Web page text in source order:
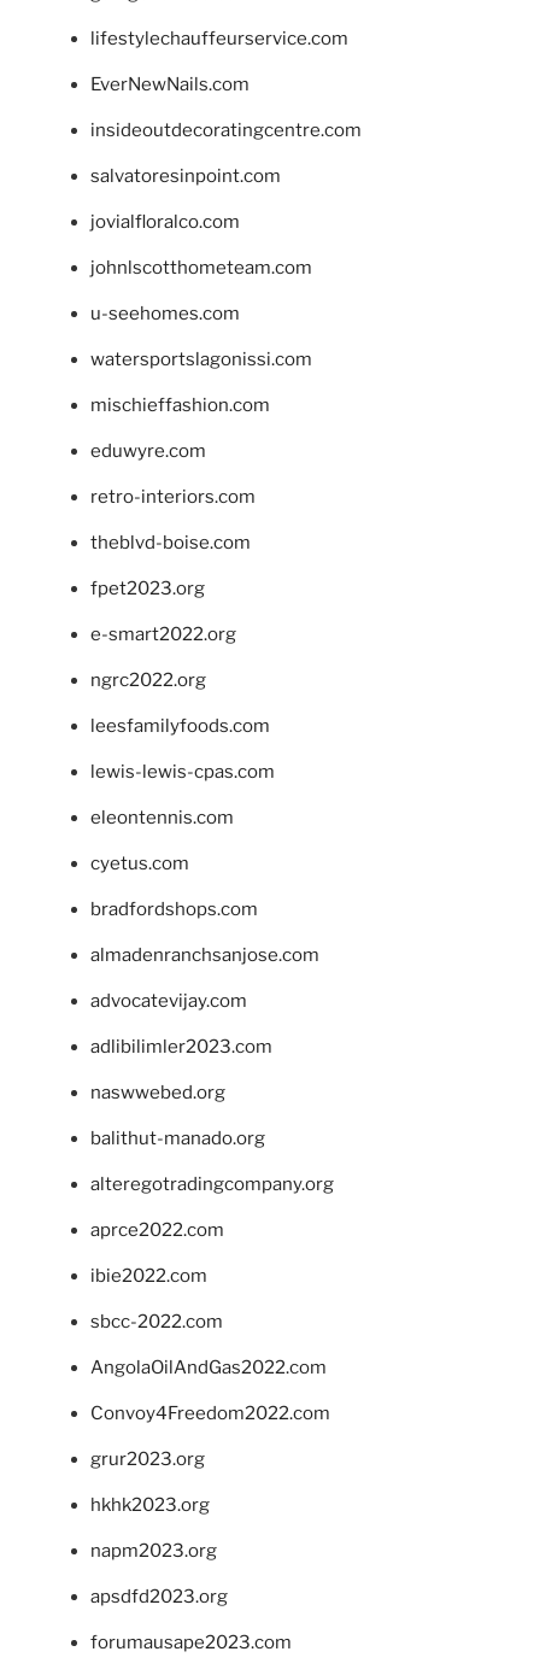
lifestylechauffeurservice.com
EverNewNails.com
insideoutdecoratingcentre.com
salvatoresinpoint.com
jovialfloralco.com
johnlscotthometeam.com
u-seehomes.com
watersportslagonissi.com
mischieffashion.com
eduwyre.com
retro-interiors.com
theblvd-boise.com
fpet2023.org
e-smart2022.org
ngrc2022.org
leesfamilyfoods.com
lewis-lewis-cpas.com
eleontennis.com
cyetus.com
bradfordshops.com
almadenranchsanjose.com
advocatevijay.com
adlibilimler2023.com
naswwebed.org
balithut-manado.org
alteregotradingcompany.org
aprce2022.com
ibie2022.com
sbcc-2022.com
AngolaOilAndGas2022.com
Convoy4Freedom2022.com
grur2023.org
hkhk2023.org
napm2023.org
apsdfd2023.org
forumausape2023.com